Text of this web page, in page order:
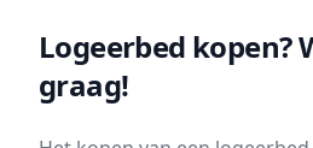
Logeerbed kopen?
graag!